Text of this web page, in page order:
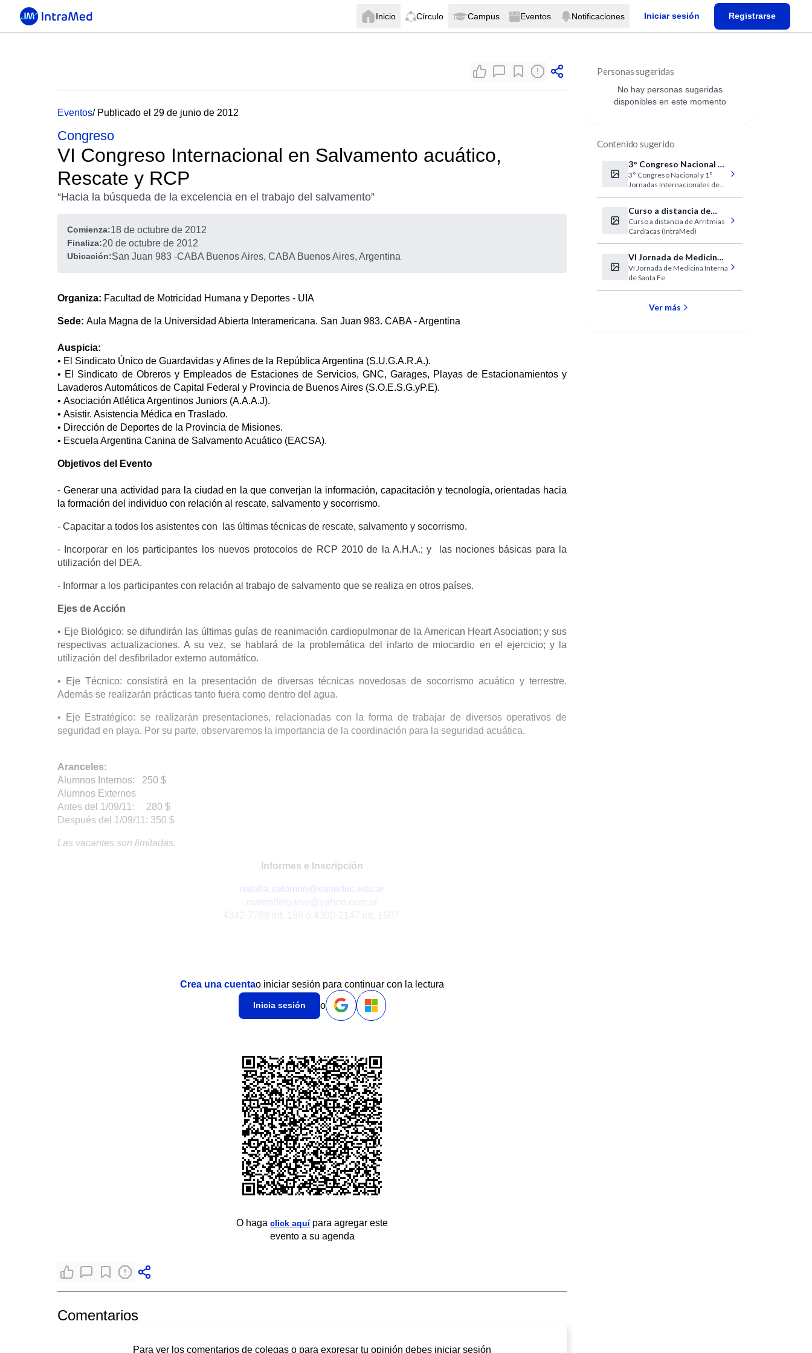
Inicio Círculo Campus Eventos Notificaciones Iniciar sesión Registrarse
Eventos/ Publicado el 29 de junio de 2012
Congreso
VI Congreso Internacional en Salvamento acuático,
Rescate y RCP
“Hacia la búsqueda de la excelencia en el trabajo del salvamento”
Comienza:18 de octubre de 2012
Finaliza:20 de octubre de 2012
Ubicación:San Juan 983 -CABA Buenos Aires, CABA Buenos Aires, Argentina
Organiza: Facultad de Motricidad Humana y Deportes - UIA
Sede: Aula Magna de la Universidad Abierta Interamericana. San Juan 983. CABA - Argentina
Auspicia:
• El Sindicato Único de Guardavidas y Afines de la República Argentina (S.U.G.A.R.A.).
• El Sindicato de Obreros y Empleados de Estaciones de Servicios, GNC, Garages, Playas de Estacionamientos y
Lavaderos Automáticos de Capital Federal y Provincia de Buenos Aires (S.O.E.S.G.yP.E).
• Asociación Atlética Argentinos Juniors (A.A.A.J).
• Asistir. Asistencia Médica en Traslado.
• Dirección de Deportes de la Provincia de Misiones.
• Escuela Argentina Canina de Salvamento Acuático (EACSA).
Objetivos del Evento
- Generar una actividad para la ciudad en la que converjan la información, capacitación y tecnología, orientadas hacia
la formación del individuo con relación al rescate, salvamento y socorrismo.
- Capacitar a todos los asistentes con las últimas técnicas de rescate, salvamento y socorrismo.
- Incorporar en los participantes los nuevos protocolos de RCP 2010 de la A.H.A.; y las nociones básicas para la
utilización del DEA.
- Informar a los participantes con relación al trabajo de salvamento que se realiza en otros países.
Ejes de Acción
• Eje Biológico: se difundirán las últimas guías de reanimación cardiopulmonar de la American Heart Asociation; y sus
respectivas actualizaciones. A su vez, se hablará de la problemática del infarto de miocardio en el ejercicio; y la
utilización del desfibrilador externo automático.
• Eje Técnico: consistirá en la presentación de diversas técnicas novedosas de socorrismo acuático y terrestre.
Además se realizarán prácticas tanto fuera como dentro del agua.
• Eje Estratégico: se realizarán presentaciones, relacionadas con la forma de trabajar de diversos operativos de
seguridad en playa. Por su parte, observaremos la importancia de la coordinación para la seguridad acuática.
Aranceles:
Alumnos Internos: 250 $
Alumnos Externos
Antes del 1/09/11: 280 $
Después del 1/09/11: 350 $
Las vacantes son limitadas.
Informes e Inscripción
natalia.salomon@vaneduc.edu.ar
martindelgaiso@yahoo.com.ar
Crea una cuentao iniciar sesión para continuar con la lectura
Inicia sesión o
O haga click aquípara agregar este
evento a su agenda
Comentarios
Para ver los comentarios de colegas o para expresar tu opinión debes iniciar sesión
Personas sugeridas
No hay personas sugeridas
disponibles en este momento
Contenido sugerido
3° Congreso Nacional y
1° Jornadas
Internacionales de
Medicina del Estrés
3° Congreso Nacional y 1°
Jornadas Internacionales de
Curso a distancia de
Arritmias Cardíacas en
IntraMed
Curso a distancia de Arritmias
Cardíacas (IntraMed)
VI Jornada de Medicina
Interna de Santa Fe
VI Jornada de Medicina Interna
de Santa Fe
Ver más